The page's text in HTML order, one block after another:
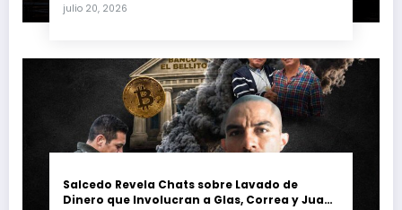
petrolera venezolana
julio 20, 2026
Salcedo Revela Chats sobre Lavado de
Dinero que Involucran a Glas, Correa y Juan